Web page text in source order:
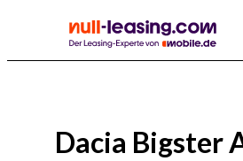
Dacia Bigster